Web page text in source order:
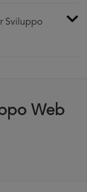
Sviluppo
Web